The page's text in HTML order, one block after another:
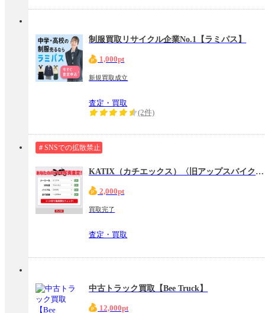
制服買取リサイクル企業No.1【ラミパス】
1,000pt
新規買取成立
査定・買取
(2件)
＃SNSでの拡散禁止
KATIX（カチエックス）〈旧アップスバイク〉バイク買取
2,000pt
買取完了
査定・買取
中古トラック買取【Bee Truck】
12,000pt